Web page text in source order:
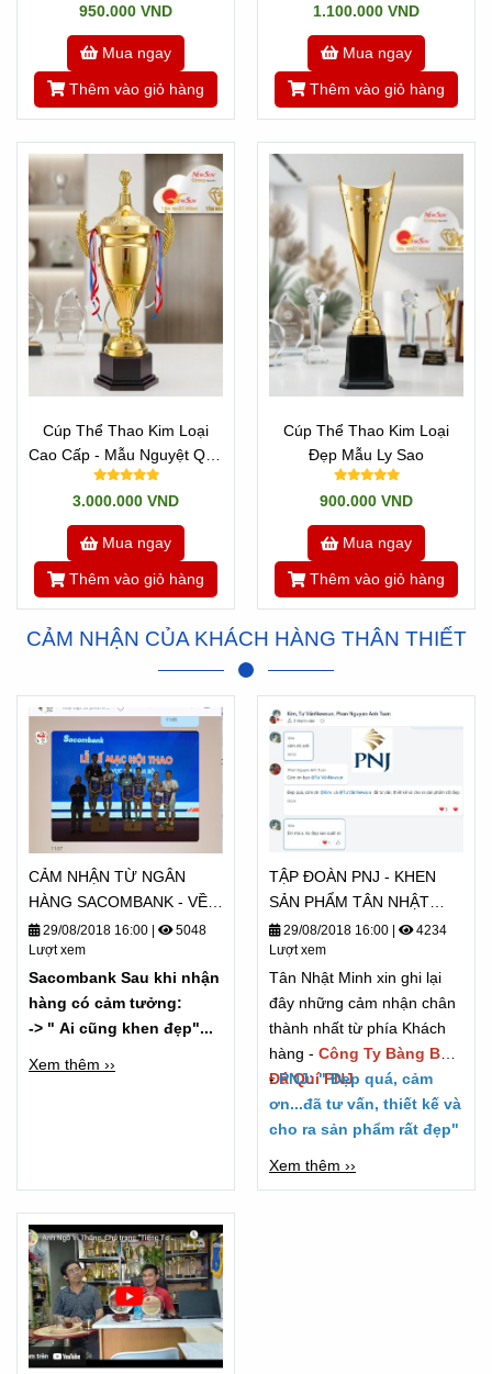
950.000 VND
Mua ngay
Thêm vào giỏ hàng
1.100.000 VND
Mua ngay
Thêm vào giỏ hàng
Cúp Thể Thao Kim Loại
Cao Cấp - Mẫu Nguyệt Quế
Vip Đẹp Cao 70 cm
3.000.000 VND
Mua ngay
Thêm vào giỏ hàng
Cúp Thể Thao Kim Loại
Đẹp Mẫu Ly Sao
900.000 VND
Mua ngay
Thêm vào giỏ hàng
CẢM NHẬN CỦA KHÁCH HÀNG THÂN THIẾT
CẢM NHẬN TỪ NGÂN
HÀNG SACOMBANK - VỀ
TÂN NHẬT MINH
29/08/2018 16:00 |
5048
Lượt xem
Sacombank Sau khi nhận
hàng có cảm tưởng:
-> " Ai cũng khen đẹp"...
Xem thêm ››
TẬP ĐOÀN PNJ - KHEN
SẢN PHẨM TÂN NHẬT
MINH "ĐẸP QUÁ"
29/08/2018 16:00 |
4234
Lượt xem
Tân Nhật Minh xin ghi lại
đây những cảm nhận chân
thành nhất từ phía Khách
hàng - Công Ty Bàng Bạc
Đá Quí PNJ
-PNJ: " Đẹp quá, cảm
ơn...đã tư vấn, thiết kế và
cho ra sản phẩm rất đẹp"
Xem thêm ››